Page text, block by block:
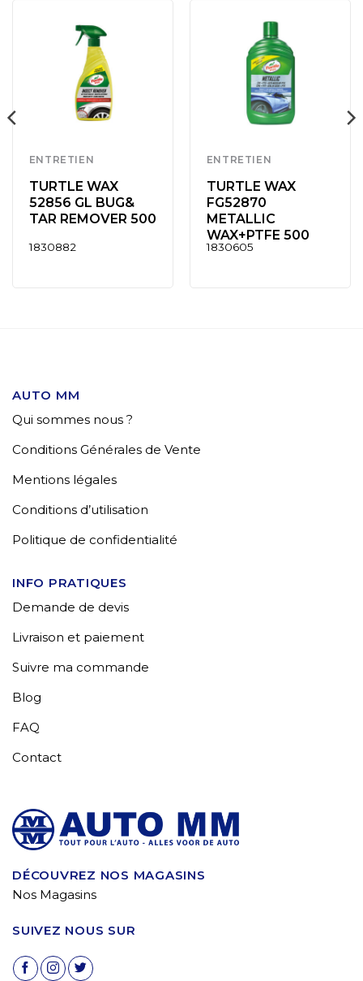
ENTRETIEN
TURTLE WAX
52856 GL BUG&
TAR REMOVER 500
1830882
ENTRETIEN
TURTLE WAX
FG52870
METALLIC
WAX+PTFE 500
1830605
AUTO MM
Qui sommes nous ?
Conditions Générales de Vente
Mentions légales
Conditions d’utilisation
Politique de confidentialité
INFO PRATIQUES
Demande de devis
Livraison et paiement
Suivre ma commande
Blog
FAQ
Contact
DÉCOUVREZ NOS MAGASINS
Nos Magasins
SUIVEZ NOUS SUR